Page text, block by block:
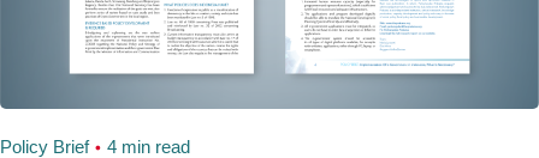
Policy Brief 4 min read